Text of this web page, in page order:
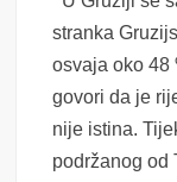
stranka
osvaja oko 48
govori da je
nije istina.
podržanog od